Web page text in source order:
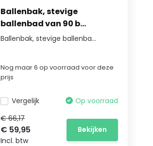
Ballenbak, stevige
ballenbad van 90 b...
Ballenbak, stevige ballenba...
Nog maar 6 op voorraad voor deze
prijs
Vergelijk
Op voorraad
€ 66,17
€ 59,95
Incl. btw
Bekijken